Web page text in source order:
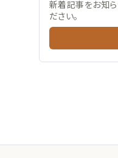
新着記事をお知
ださい。